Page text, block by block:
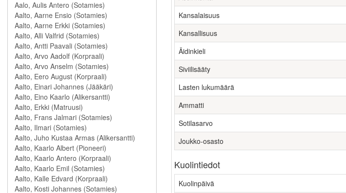
Kansalaisuus
Kansallisuus
Äidinkieli
Siviilisääty
Lasten lukumäärä
Ammatti
Sotilasarvo
Joukko-osasto
Kuolintiedot
Kuolinpäivä